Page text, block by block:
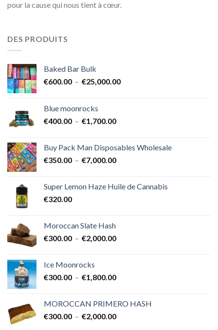
pour la cause qui nous tient à cœur.
DES PRODUITS
Baked Bar Bulk
€600.00 – €25,000.00Plage
Blue moonrocks
€400.00 – €1,700.00Plage
€400.00
à
Buy Pack Man Disposables Wholesale
€350.00 – €7,000.00Plage
€350.00
Super Lemon Haze Huile de Cannabis
€320.00
Moroccan Slate Hash
€300.00 – €2,000.00Plage
à
Ice Moonrocks
€300.00 – €1,800.00Plage
€300.00
à
MOROCCAN PRIMERO HASH
€300.00 – €2,000.00Plage